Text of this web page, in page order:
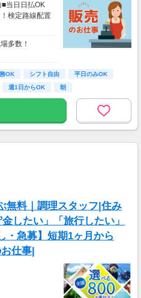
当日日払OK
検定路線配置
多数！
OK シフト自由
平日のみOK
週1日からOK 朝
無料｜調理スタッフ|住み
したい」「旅行したい」
・急募】短期1ヶ月から
仕事|